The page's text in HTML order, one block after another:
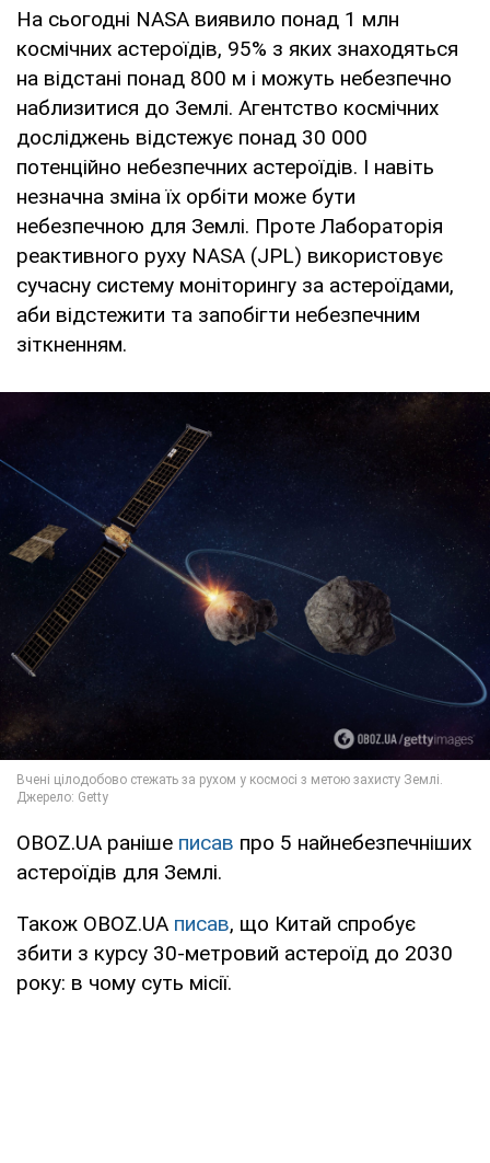
На сьогодні NASA виявило понад 1 млн
космічних астероїдів, 95% з яких знаходяться
на відстані понад 800 м і можуть небезпечно
наблизитися до Землі. Агентство космічних
досліджень відстежує понад 30 000
потенційно небезпечних астероїдів. І навіть
незначна зміна їх орбіти може бути
небезпечною для Землі. Проте Лабораторія
реактивного руху NASA (JPL) використовує
сучасну систему моніторингу за астероїдами,
аби відстежити та запобігти небезпечним
зіткненням.
OBOZ.UA раніше писав про 5 найнебезпечніших
астероїдів для Землі.
Також OBOZ.UA писав, що Китай спробує
збити з курсу 30-метровий астероїд до 2030
року: в чому суть місії.